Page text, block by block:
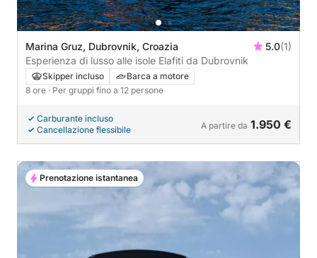
Marina Gruz, Dubrovnik, Croazia 5.0(1)
Esperienza di lusso alle isole Elafiti da Dubrovnik
Skipper incluso
Barca a motore
8 ore · Per gruppi fino a 12 persone
Carburante incluso
Cancellazione flessibile
A partire da 1.950 €
Prenotazione istantanea